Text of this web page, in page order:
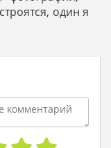
один я
Дядя Федор. –
хочется.
мои не
хочу, а ты
Да я рядом
у меня будет